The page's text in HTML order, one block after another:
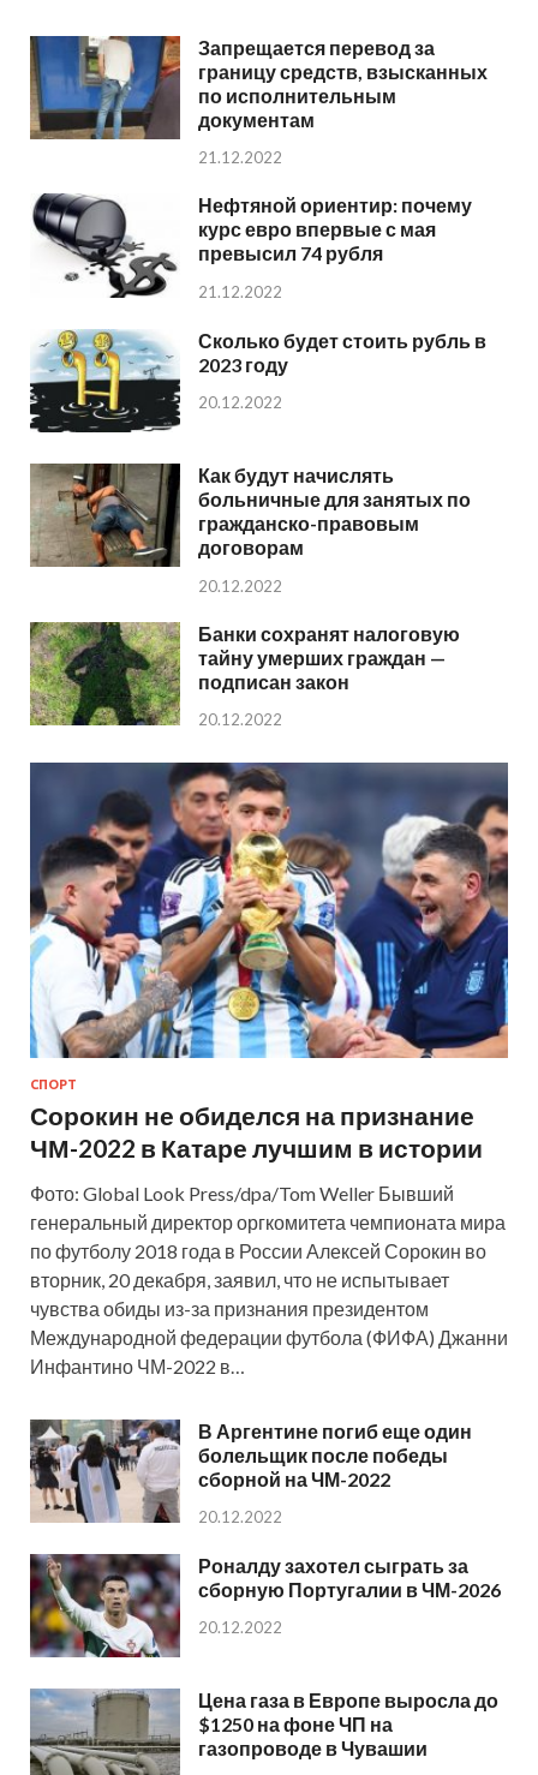
Запрещается перевод за
границу средств, взысканных
по исполнительным
документам
21.12.2022
Нефтяной ориентир: почему
курс евро впервые с мая
превысил 74 рубля
21.12.2022
Сколько будет стоить рубль в
2023 году
20.12.2022
Как будут начислять
больничные для занятых по
гражданско-правовым
договорам
20.12.2022
Банки сохранят налоговую
тайну умерших граждан —
подписан закон
20.12.2022
СПОРТ
Сорокин не обиделся на признание
ЧМ-2022 в Катаре лучшим в истории
Фото: Global Look Press/dpa/Tom Weller Бывший
генеральный директор оргкомитета чемпионата мира
по футболу 2018 года в России Алексей Сорокин во
вторник, 20 декабря, заявил, что не испытывает
чувства обиды из-за признания президентом
Международной федерации футбола (ФИФА) Джанни
Инфантино ЧМ-2022 в…
В Аргентине погиб еще один
болельщик после победы
сборной на ЧМ-2022
20.12.2022
Роналду захотел сыграть за
сборную Португалии в ЧМ-2026
20.12.2022
Цена газа в Европе выросла до
$1250 на фоне ЧП на
газопроводе в Чувашии